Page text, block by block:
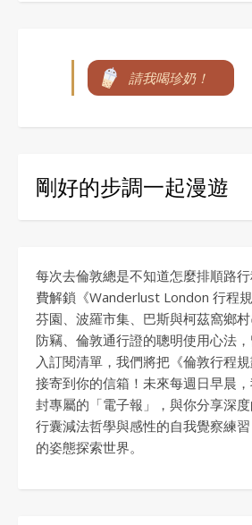
請我喝珍奶！
剛好的步調一起漫遊
每次去倫敦總是不知道怎麼排順路
費解鎖《Wanderlust London 行程
芬園、波羅市集、巴斯與柯茲窩鄉村
防竊、倫敦通行證的聰明使用心法
入訂閱清單，我們將把《倫敦行程
接寄到你的信箱！未來每週日早晨
封專屬的「電子報」，與你分享深度
行囊減法哲學與感性的自我覺察練
的姿態探索世界。